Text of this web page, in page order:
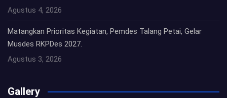
Agustus 4, 2026
Matangkan Prioritas Kegiatan, Pemdes Talang Petai, Gelar
Musdes RKPDes 2027.
Agustus 3, 2026
Gallery